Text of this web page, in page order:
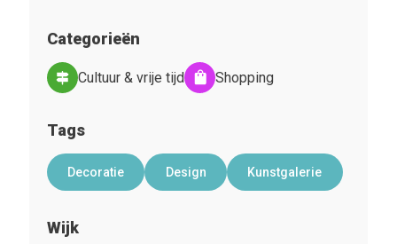
Categorieën
Cultuur & vrije tijd Shopping
Tags
Decoratie Design Kunstgalerie
Wijk